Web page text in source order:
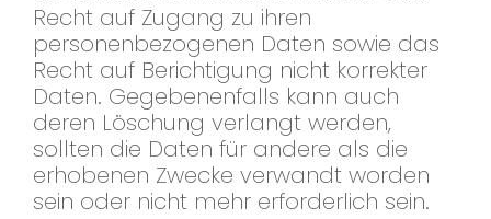
Recht auf Zugang zu ihren
personenbezogenen Daten sowie das
Recht auf Berichtigung nicht korrekter
Daten. Gegebenenfalls kann auch
deren Löschung verlangt werden,
sollten die Daten für andere als die
erhobenen Zwecke verwandt worden
sein oder nicht mehr erforderlich sein.